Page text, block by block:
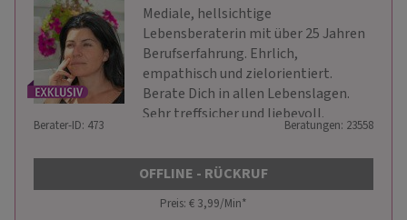
Mediale, hellsichtige
Lebensberaterin mit über 25 Jahren
Berufserfahrung. Ehrlich,
empathisch und zielorientiert.
Berate Dich in allen Lebenslagen.
Sehr treffsicher und liebevoll.
Berater-ID: 473 Beratungen: 23558
OFFLINE - RÜCKRUF
Preis: € 3,99/Min*